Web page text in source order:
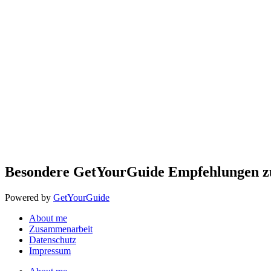
Besondere GetYourGuide Empfehlungen
Powered by GetYourGuide
About me
Zusammenarbeit
Datenschutz
Impressum